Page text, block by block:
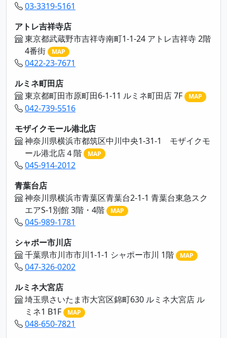
03-3319-5161
アトレ吉祥寺店
東京都武蔵野市吉祥寺南町1-1-24 アトレ吉祥寺 2階
4番街
MAP
0422-23-7671
ルミネ町田店
東京都町田市原町田6-1-11 ルミネ町田店 7F
MAP
042-739-5516
モザイクモール港北店
神奈川県横浜市都筑区中川中央1-31-1 モザイクモ
ール港北店４階
MAP
045-914-2012
青葉台店
神奈川県横浜市青葉区青葉台2-1-1 青葉台東急スク
エアS-1別館 3階・4階
MAP
045-989-1781
シャポー市川店
千葉県市川市市川1-1-1 シャポー市川 1階
MAP
047-326-0202
ルミネ大宮店
埼玉県さいたま市大宮区錦町630 ルミネ大宮店 ル
ミネ1 B1F
MAP
048-650-7821